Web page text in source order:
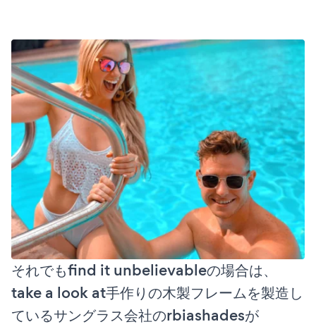
それでもfind it unbelievableの場合は、
take a look at手作りの木製フレームを製造し
ているサングラス会社のrbiashadesが